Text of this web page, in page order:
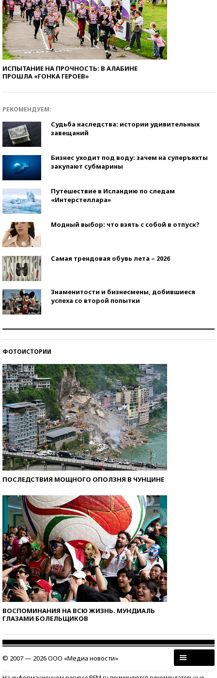
ИСПЫТАНИЕ НА ПРОЧНОСТЬ: В АЛАБИНЕ
ПРОШЛА «ГОНКА ГЕРОЕВ»
РЕКОМЕНДУЕМ:
Судьба наследства: истории удивительных
завещаний
Бизнес уходит под воду: зачем на суперъяхты
закупают субмарины
Путешествие в Исландию по следам
«Интерстеллара»
Модный выбор: что взять с собой в отпуск?
Самая трендовая обувь лета – 2026
Знаменитости и бизнесмены, добившиеся
успеха со второй попытки
ФОТОИСТОРИИ
ПОСЛЕДСТВИЯ МОЩНОГО ОПОЛЗНЯ В ЧУНЦИНЕ
ВОСПОМИНАНИЯ НА ВСЮ ЖИЗНЬ. МУНДИАЛЬ
ГЛАЗАМИ БОЛЕЛЬЩИКОВ
© 2007 — 2026 ООО «Медиа новости»